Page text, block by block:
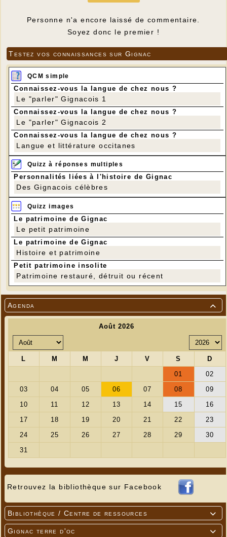

Agenda
Retrouvez la bibliothèque sur Facebook

Bibliothèque / Centre de ressources

Gignac terre d'oc
Personne n'a encore laissé de commentaire.
Soyez donc le premier !
Testez vos connaissances sur Gignac
QCM simple
Connaissez-vous la langue de chez nous ?
Le "parler" Gignacois 1
Connaissez-vous la langue de chez nous ?
Le "parler" Gignacois 2
Connaissez-vous la langue de chez nous ?
Langue et littérature occitanes
Quizz à réponses multiples
Personnalités liées à l'histoire de Gignac
Des Gignacois célèbres
Quizz images
Le patrimoine de Gignac
Le petit patrimoine
Le patrimoine de Gignac
Histoire et patrimoine
Petit patrimoine insolite
Patrimoine restauré, détruit ou récent